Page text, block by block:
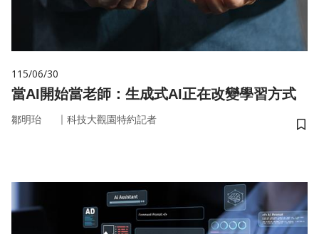
115/06/30
當AI開始當老師：生成式AI正在改變學習方式
鄒明珆 ｜ 科技大觀園特約記者
儲